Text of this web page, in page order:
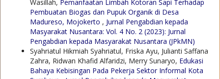
Wasillah, Pemanfaatan Limbah Kotoran Sapi Terhadap
Pembuatan Biogas dan Pupuk Organik di Desa
Madureso, Mojokerto , Jurnal Pengabdian kepada
Masyarakat Nusantara: Vol. 4 No. 2 (2023): Jurnal
Pengabdian kepada Masyarakat Nusantara (JPkMN)
Syahriatul Hikmiah Syahriatul, Friska Ayu, Julianti Saffana
Zahra, Ridwan Khafid Alfaridzi, Merry Sunaryo, Edukasi
Bahaya Kebisingan Pada Pekerja Sektor Informal Kota